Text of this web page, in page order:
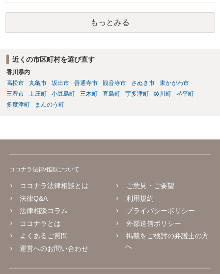
ないと思います。
もっとみる
近くの市区町村を選び直す
香川県内
高松市
丸亀市 坂出市 善通寺市 観音寺市 さぬき市
東かがわ市
三豊市
土庄町 小豆島町 三木町 直島町 宇多津町 綾川町
琴平町
多度津町
まんのう町
ココナラ法律相談について
ココナラ法律相談とは
法律Q&A
法律相談コラム
ココナラとは
よくあるご質問
運営へのお問い合わせ
ご意見・ご要望
利用規約
プライバシーポリシー
外部送信ポリシー
掲載をご検討の弁護士の方
へ